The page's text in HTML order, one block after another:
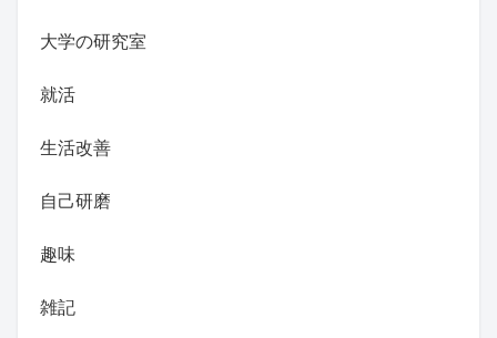
大学の研究室
就活
生活改善
自己研磨
趣味
雑記